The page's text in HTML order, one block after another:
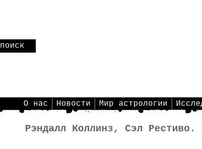
поиск
О нас Новости Мир астрологии
Рэндалл Коллинз, Сэл Рестиво.